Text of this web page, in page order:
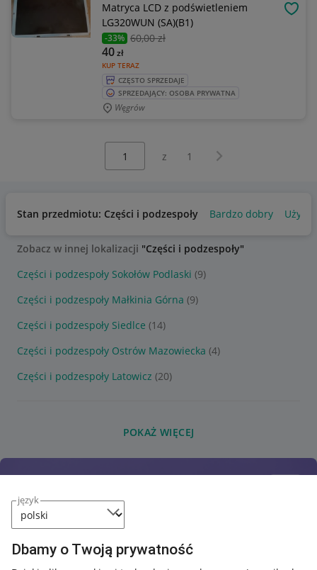
język
Dbamy o Twoją prywatność
Matryca LCD z podświetleniem
LG320WUN (SA)(B1)
-33% 60,00 zł
KUP TERAZ
40zł
CZĘSTO SPRZEDAJE
SPRZEDAJĄCY: OSOBA PRYWATNA
Węgrów
z 1 Następna strona
Stan przedmiotu: Części i podzespoły Bardzo dobry
Zobacz w innej lokalizacji "Części i podzespoły"
Części i podzespoły Sokołów Podlaski (9)
Części i podzespoły Małkinia Górna (9)
Części i podzespoły Siedlce (14)
Części i podzespoły Ostrów Mazowiecka (4)
Części i podzespoły Latowicz (20)
POKAŻ WIĘCEJ